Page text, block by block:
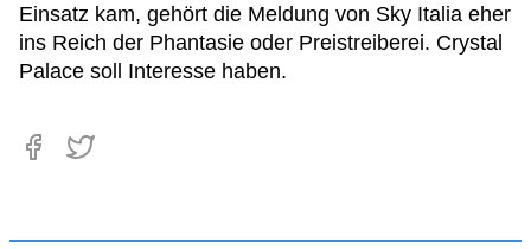
Einsatz kam, gehört die Meldung von Sky Italia eher
ins Reich der Phantasie oder Preistreiberei. Crystal
Palace soll Interesse haben.